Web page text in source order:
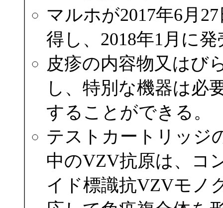
マルホが2017年6月
得し、2018年1月に
皮疹の内容物又はび
し、特別な機器は必
することができる。
テストカートリッジ
中のVZV抗原は、コ
イド標識抗VZVモノ